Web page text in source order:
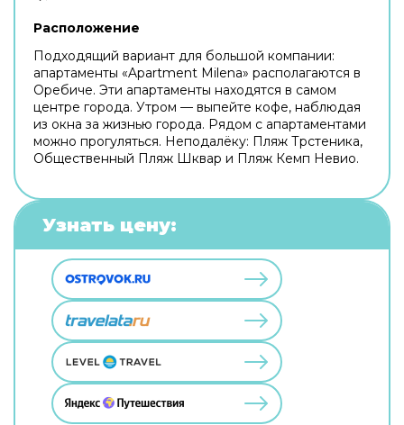
Расположение
Подходящий вариант для большой компании:
апартаменты «Apartment Milena» располагаются в
Оребиче. Эти апартаменты находятся в самом
центре города. Утром — выпейте кофе, наблюдая
из окна за жизнью города. Рядом с апартаментами
можно прогуляться. Неподалёку: Пляж Трстеника,
Общественный Пляж Шквар и Пляж Кемп Невио.
Узнать цену: